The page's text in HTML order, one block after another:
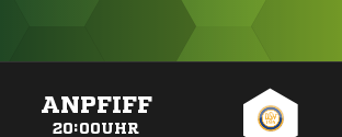
ANPFIFF
20:00UHR